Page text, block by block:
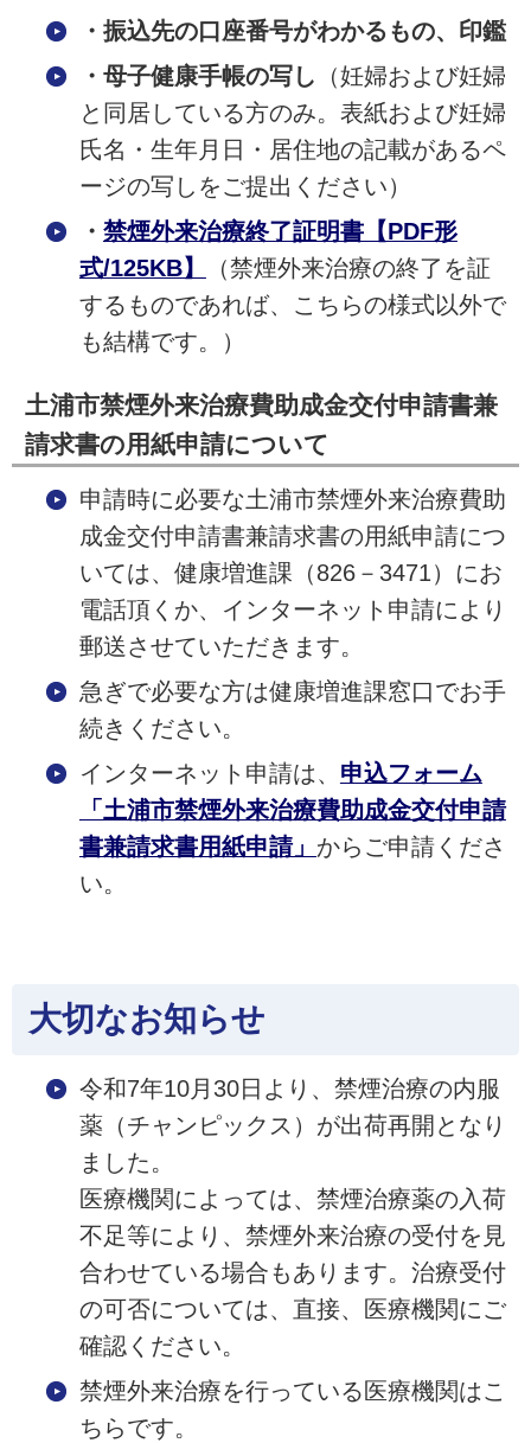
・振込先の口座番号がわかるもの、印鑑
・母子健康手帳の写し （妊婦および妊婦
と同居している方のみ。表紙および妊婦
氏名・生年月日・居住地の記載があるペ
ージの写しをご提出ください）
・ 禁煙外来治療終了証明書【PDF形
式/125KB】
（禁煙外来治療の終了を証
するものであれば、こちらの様式以外で
も結構です。）
土浦市禁煙外来治療費助成金交付申請書兼
請求書の用紙申請について
申請時に必要な土浦市禁煙外来治療費助
成金交付申請書兼請求書の用紙申請につ
いては、健康増進課（826－3471）にお
電話頂くか、インターネット申請により
郵送させていただきます。
急ぎで必要な方は健康増進課窓口でお手
続きください。
インターネット申請は、 申込フォーム
「土浦市禁煙外来治療費助成金交付申請
書兼請求書用紙申請」 からご申請くださ
い。
大切なお知らせ
令和7年10月30日より、禁煙治療の内服
薬（チャンピックス）が出荷再開となり
ました。
医療機関によっては、禁煙治療薬の入荷
不足等により、禁煙外来治療の受付を見
合わせている場合もあります。治療受付
の可否については、直接、医療機関にご
確認ください。
禁煙外来治療を行っている医療機関はこ
ちらです。